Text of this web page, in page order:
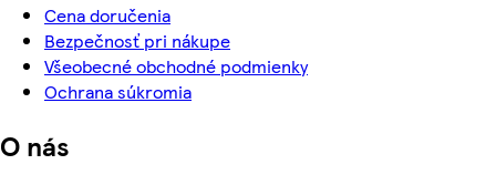
Cena doručenia
Bezpečnosť pri nákupe
Všeobecné obchodné podmienky
Ochrana súkromia
O nás